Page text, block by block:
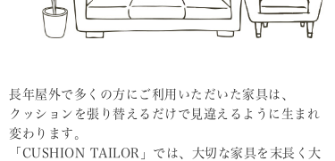
長年屋外で多くの方にご利用いただいた家具は、
クッションを張り替えるだけで見違えるように生まれ
変わります。
「CUSHION TAILOR」では、大切な家具を末長く大